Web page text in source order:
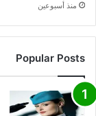
منذ أسبوعين
Popular Posts